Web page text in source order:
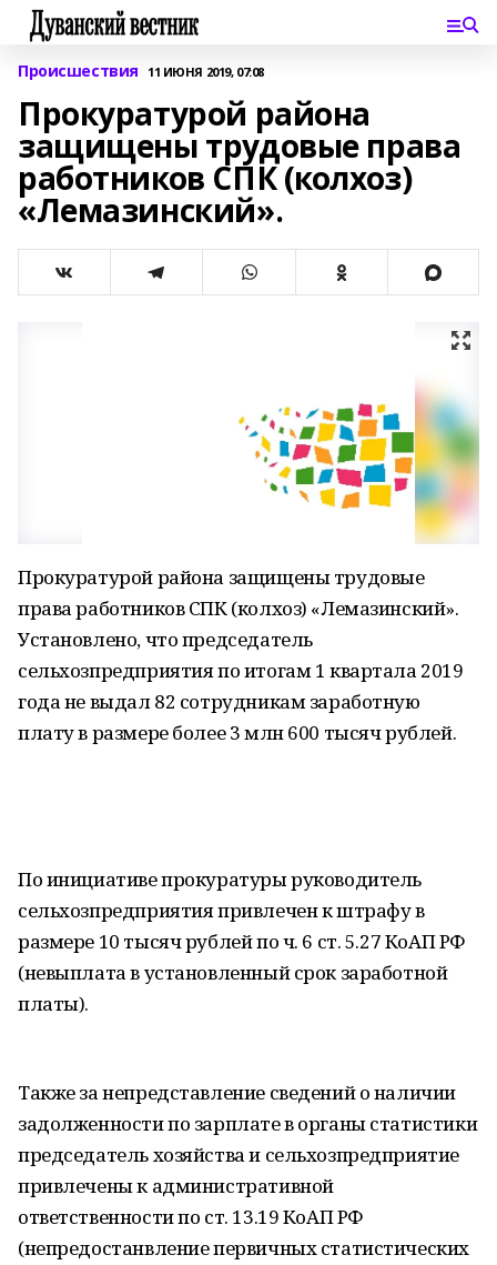
Происшествия 11 ИЮНЯ 2019, 07:08
Прокуратурой района
защищены трудовые права
работников СПК (колхоз)
«Лемазинский».
Прокуратурой района защищены трудовые
права работников СПК (колхоз) «Лемазинский».
Установлено, что председатель
сельхозпредприятия по итогам 1 квартала 2019
года не выдал 82 сотрудникам заработную
плату в размере более 3 млн 600 тысяч рублей.
По инициативе прокуратуры руководитель
сельхозпредприятия привлечен к штрафу в
размере 10 тысяч рублей по ч. 6 ст. 5.27 КоАП РФ
(невыплата в установленный срок заработной
платы).
Также за непредставление сведений о наличии
задолженности по зарплате в органы статистики
председатель хозяйства и сельхозпредприятие
привлечены к административной
ответственности по ст. 13.19 КоАП РФ
(непредостанвление первичных статистических